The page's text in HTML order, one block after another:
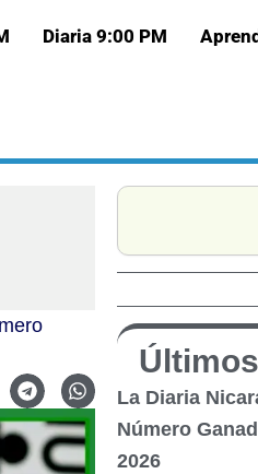
Diaria 9:00 PM
Search
La Diaria
Número
2026